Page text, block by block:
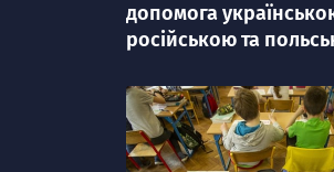
допомога
російською та